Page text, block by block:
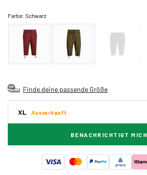
Farbe:Schwarz
Finde deine passende Größe
XL Ausverkauft
BENACHRICHTIGT MICH